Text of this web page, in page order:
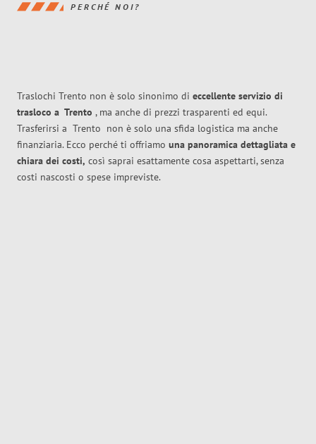
PERCHÉ NOI?
Traslochi Trento non è solo sinonimo di eccellente servizio di
trasloco a Trento , ma anche di prezzi trasparenti ed equi.
Trasferirsi a Trento non è solo una sfida logistica ma anche
finanziaria. Ecco perché ti offriamo una panoramica dettagliata e
chiara dei costi, così saprai esattamente cosa aspettarti, senza
costi nascosti o spese impreviste.